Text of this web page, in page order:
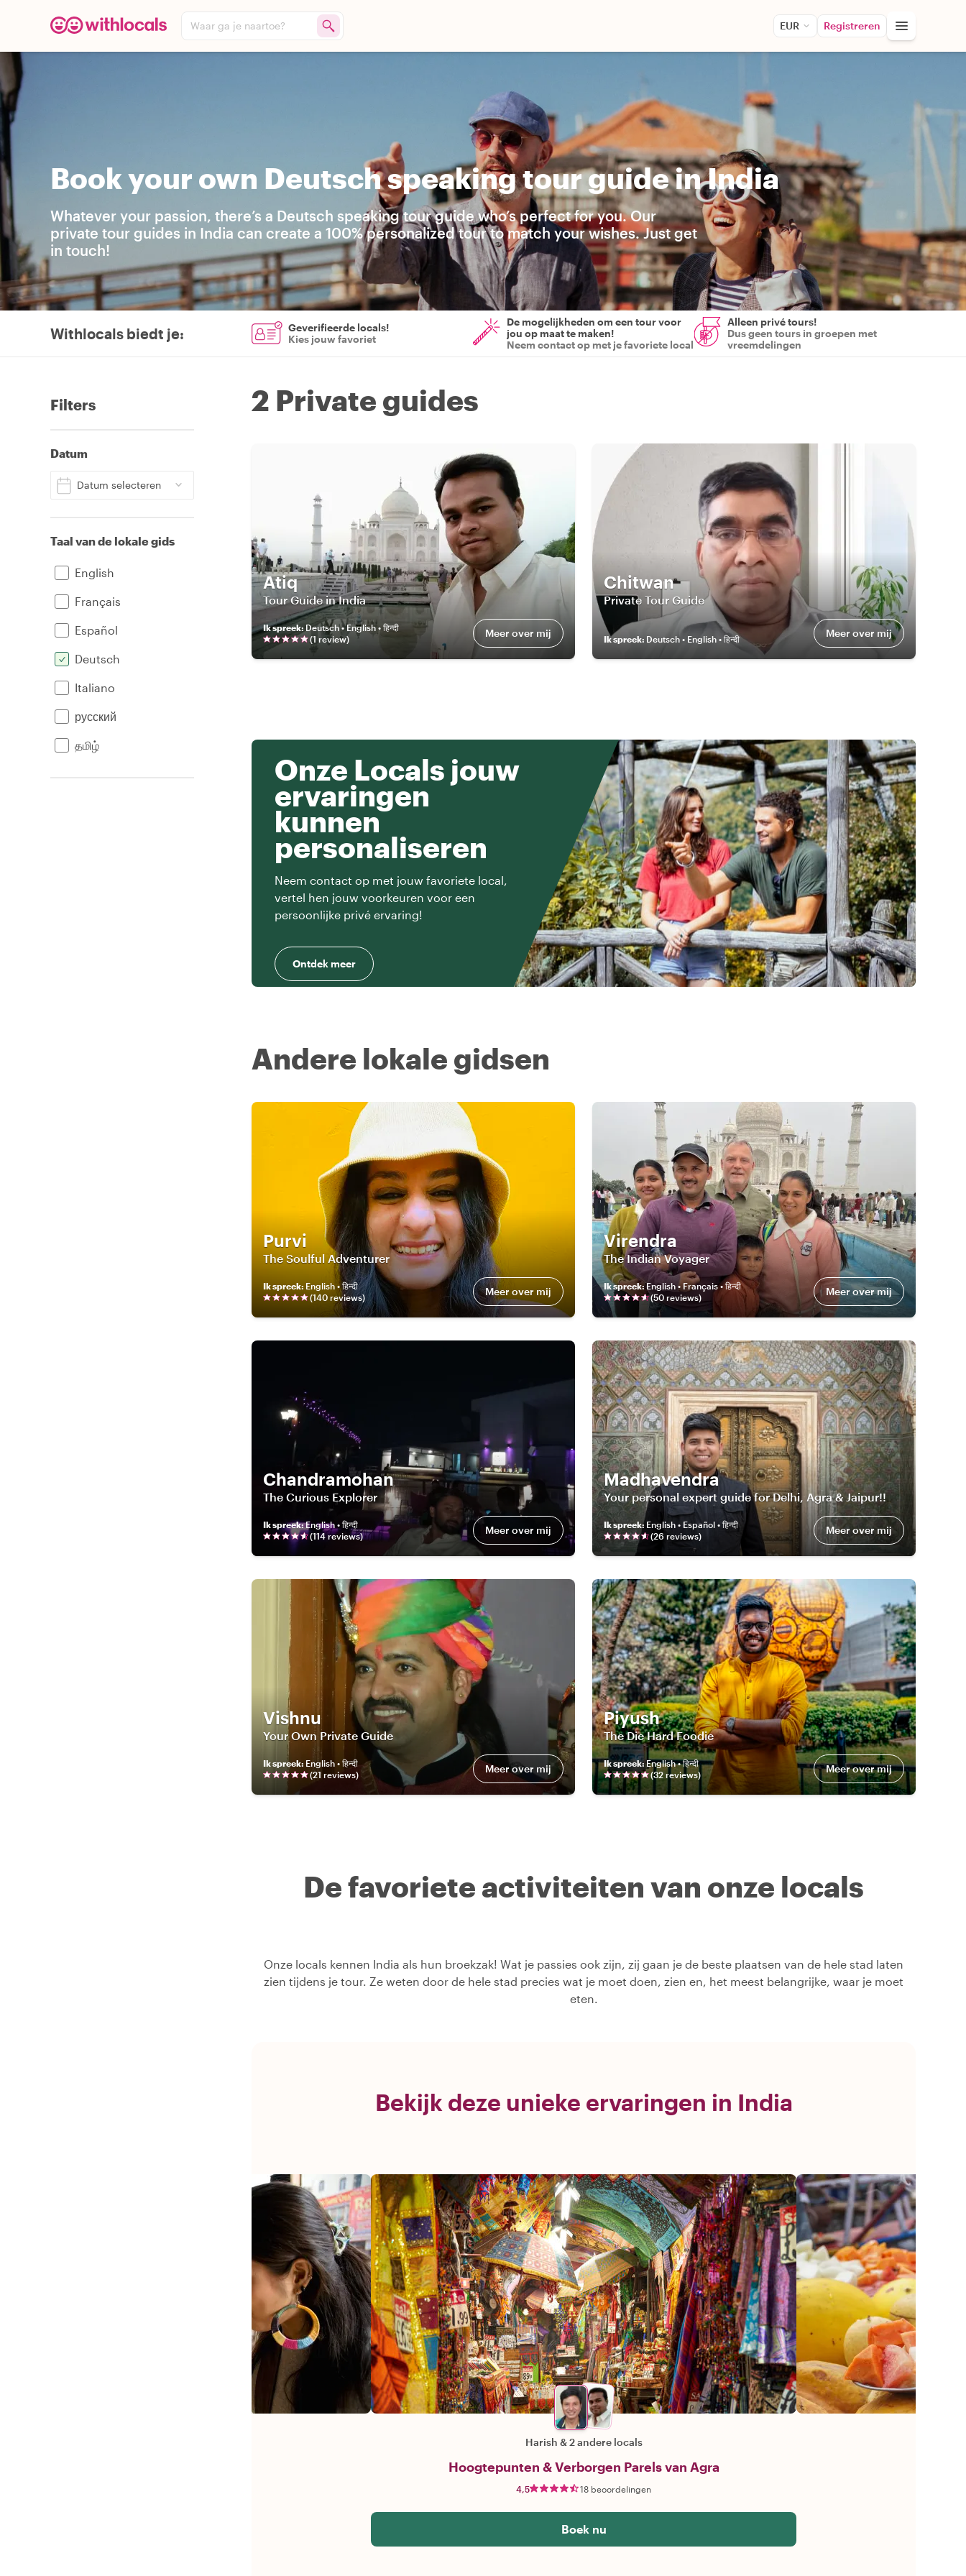
Waar ga je naartoe? EUR Registreren
Book your own Deutsch speaking tour guide in India
Whatever your passion, there’s a Deutsch speaking tour guide who’s perfect for you. Our
private tour guides in India can create a 100% personalized tour to match your wishes. Just get
in touch!
Withlocals biedt je:
Geverifieerde locals!
Kies jouw favoriet
De mogelijkheden om een tour voor
jou op maat te maken!
Neem contact op met je favoriete local
Alleen privé tours!
Dus geen tours in groepen met
vreemdelingen
Filters
Datum
Datum selecteren
Taal van de lokale gids
English
Français
Español
Deutsch
Italiano
русский
தமிழ்
2 Private guides
Atiq
Tour Guide in India
Ik spreek: Deutsch • English • हिन्दी
(1 review) Meer over mij
Chitwan
Private Tour Guide
Ik spreek: Deutsch • English • हिन्दी Meer over mij
Onze Locals jouw
ervaringen
kunnen
personaliseren
Neem contact op met jouw favoriete local,
vertel hen jouw voorkeuren voor een
persoonlijke privé ervaring!
Ontdek meer
Andere lokale gidsen
Purvi
The Soulful Adventurer
Ik spreek: English • हिन्दी
(140 reviews) Meer over mij
Virendra
The Indian Voyager
Ik spreek:English • Français • हिन्दी
(50 reviews) Meer over mij
Chandramohan
The Curious Explorer
Ik spreek:English • हिन्दी
(114reviews) Meer over mij
Madhavendra
Your personal expert guide for Delhi, Agra & Jaipur!!
Ik spreek: English • Español • हिन्दी
(26 reviews) Meer over mij
Vishnu
Your Own Private Guide
Ik spreek: English • हिन्दी
(21 reviews) Meer over mij
Piyush
The Die Hard Foodie
Ik spreek:English • हिन्दी
(32 reviews) Meer over mij
De favoriete activiteiten van onze locals
Onze locals kennen India als hun broekzak! Wat je passies ook zijn, zij gaan je de beste plaatsen van de hele stad laten
zien tijdens je tour. Ze weten door de hele stad precies wat je moet doen, zien en, het meest belangrijke, waar je moet
eten.
Bekijk deze unieke ervaringen in India
Harish &2 andere locals
Hoogtepunten & Verborgen Parels van Agra
4,5 18 beoordelingen
Boek nu